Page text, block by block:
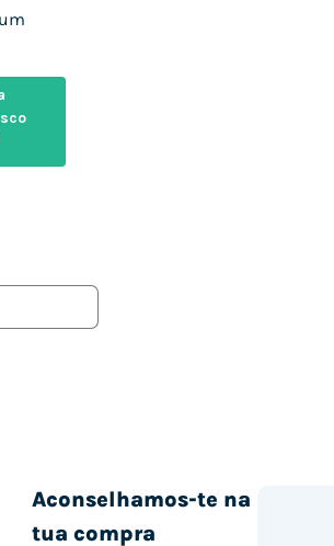
Aconselhamos-te na
tua compra